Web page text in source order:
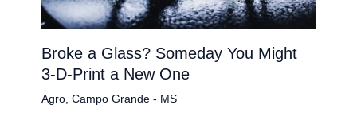
Broke a Glass? Someday You Might
3-D-Print a New One
Agro, Campo Grande - MS